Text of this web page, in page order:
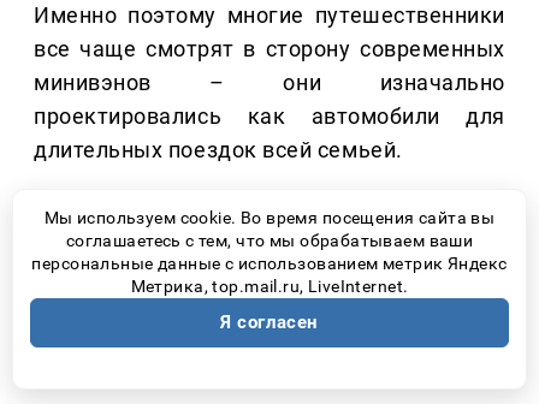
Именно поэтому многие путешественники
все чаще смотрят в сторону современных
минивэнов – они изначально
проектировались как автомобили для
длительных поездок всей семьей.
Например, в JAC RF8 третий ряд сидений
легко складывается, благодаря чему
багажное пространство можно увеличить
под конкретную поездку. Это позволяет
без труда разместить чемоданы,
Мы используем cookie. Во время посещения сайта вы
соглашаетесь с тем, что мы обрабатываем ваши
персональные данные с использованием метрик Яндекс
Метрика, top.mail.ru, LiveInternet.
Я согласен